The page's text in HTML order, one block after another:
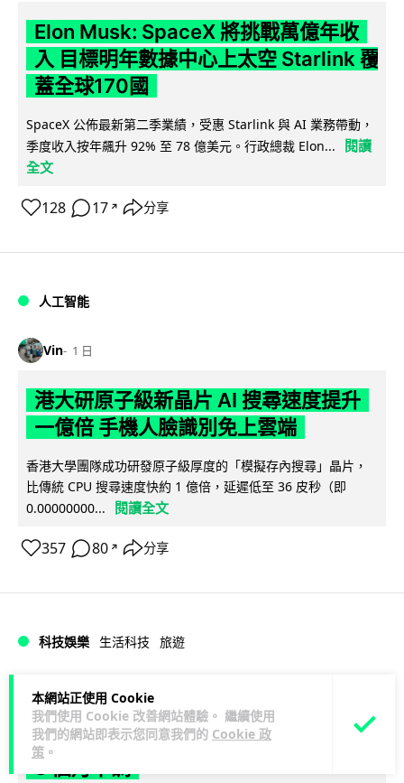
本網站正使用 Cookie
我們使用 Cookie 改善網站體驗。 繼續使用
我們的網站即表示您同意我們的 Cookie 政
策 。
Elon Musk: SpaceX 將挑戰萬億年收
入 目標明年數據中心上太空 Starlink 覆
蓋全球170國
SpaceX 公佈最新第二季業績，受惠 Starlink 與 AI 業務帶動，
季度收入按年飆升 92% 至 78 億美元。行政總裁 Elon...
閱讀
全文
128 17 ↗ 分享
人工智能
Vin 1 日
港大研原子級新晶片 AI 搜尋速度提升
一億倍 手機人臉識別免上雲端
香港大學團隊成功研發原子級厚度的「模擬存內搜尋」晶片，
比傳統 CPU 搜尋速度快約 1 億倍，延遲低至 36 皮秒（即
0.00000000...
閱讀全文
357 80 ↗ 分享
科技娛樂 生活科技 旅遊
Lawton 1 日
中國大陸航線燃油附加費今日再降 連續